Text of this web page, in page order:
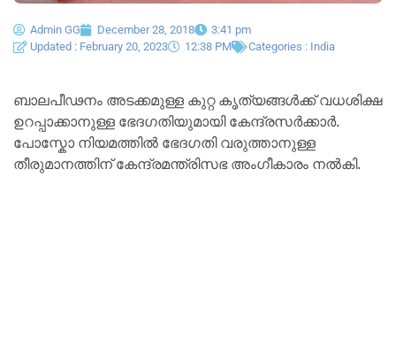
Admin GG December 28, 2018
3:41 pm
Updated : February 20, 2023
12:38 PM Categories : India
ബാലപീഢനം അടക്കമുള്ള കുറ്റ കൃത്യങ്ങൾക്ക് വധശിക്ഷ
ഉറപ്പാക്കാനുള്ള ഭേദഗതിയുമായി കേന്ദ്രസര്‍ക്കാര്‍.
പോസ്കോ നിയമത്തിൽ ഭേദഗതി വരുത്താനുള്ള
തീരുമാനത്തിന് കേന്ദ്രമന്ത്രിസഭ അംഗീകാരം നല്‍കി.